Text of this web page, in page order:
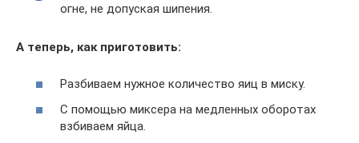
огне, не допуская шипения.
А теперь, как приготовить:
Разбиваем нужное количество яиц в миску.
С помощью миксера на медленных оборотах
взбиваем яйца.